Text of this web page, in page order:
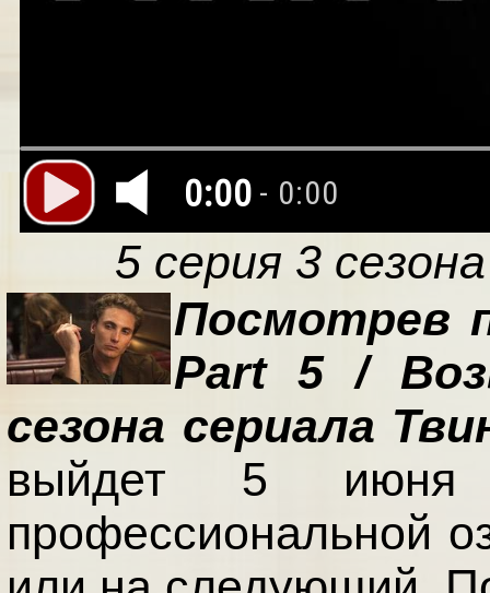
0:00 - 0:00
5 серия 3
Посмотрев
Part 5 /
сезона сериала
выйдет 5 июня
профессиональной